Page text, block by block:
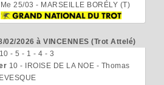
Me 25/03 - MARSEILLE BORÉLY (T)
02/2026 à VINCENNES (Trot Attelé)
- 5 - 1 - 4 - 3
10 - IROISE DE LA NOE - Thomas